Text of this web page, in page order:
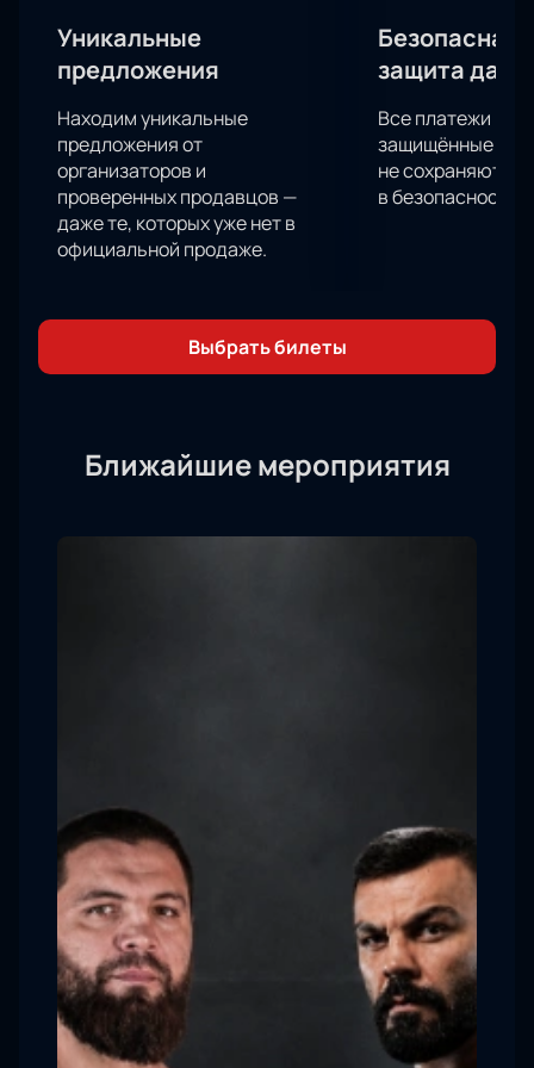
форма, подготовка и мастерство!
Уникальные
предложения
Находим уникальные
предложения от
организаторов и
проверенных продавцов —
даже те, которых уже нет в
официальной продаже.
Безопасная
защита
Все платежи
защищённые
не сохраняются
в безопасности.
Выбрать билеты
Ближайшие мероприятия